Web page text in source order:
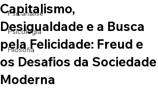
Psicanálise
Psicologia
Filosofia
Capitalismo,
Desigualdade e a Busca
pela Felicidade: Freud e
os Desafios da Sociedade
Moderna